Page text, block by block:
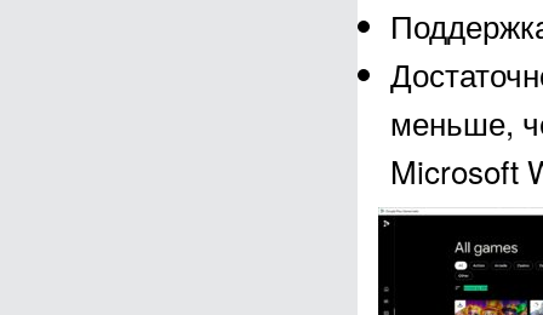
меньше,
Microsoft